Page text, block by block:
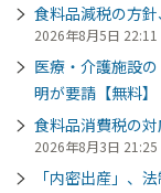
食料品減税の方
2026年8月5日 22:11
医療・介護施設
明が要請【無料】
食料品消費税の
2026年8月3日 21:25
「内密出産」